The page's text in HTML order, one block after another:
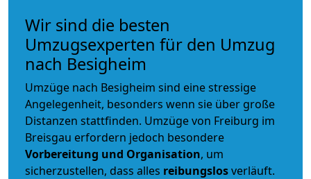
Wir sind die besten
Umzugsexperten für den Umzug
nach Besigheim
Umzüge nach Besigheim sind eine stressige
Angelegenheit, besonders wenn sie über große
Distanzen stattfinden. Umzüge von Freiburg im
Breisgau erfordern jedoch besondere
Vorbereitung und Organisation, um
sicherzustellen, dass alles reibungslosverläuft.